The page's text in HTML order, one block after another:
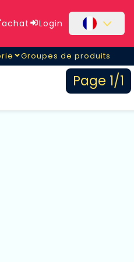
Login
Groupes de produits
Page 1/1